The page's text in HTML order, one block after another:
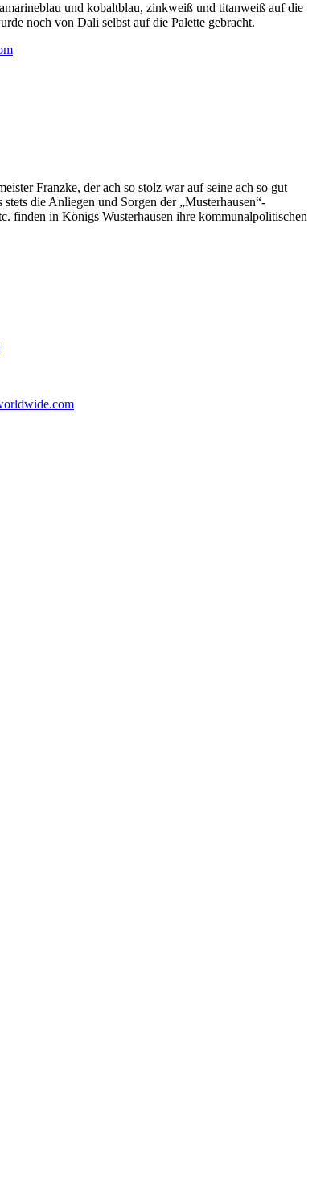
und kobaltblau, zinkweiß und titanweiß auf die
noch von Dali selbst auf die Palette gebracht.
Franzke, der ach so stolz war auf seine ach so gut
die Anliegen und Sorgen der „Musterhausen“-
finden in Königs Wusterhausen ihre kommunalpolitischen